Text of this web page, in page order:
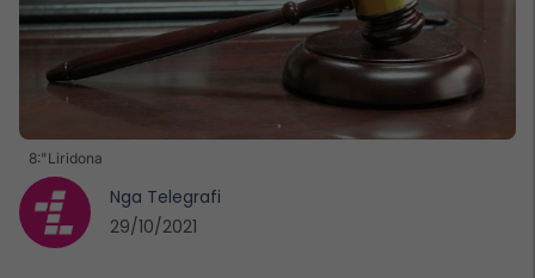
8:"Liridona
Nga Telegrafi
29/10/2021